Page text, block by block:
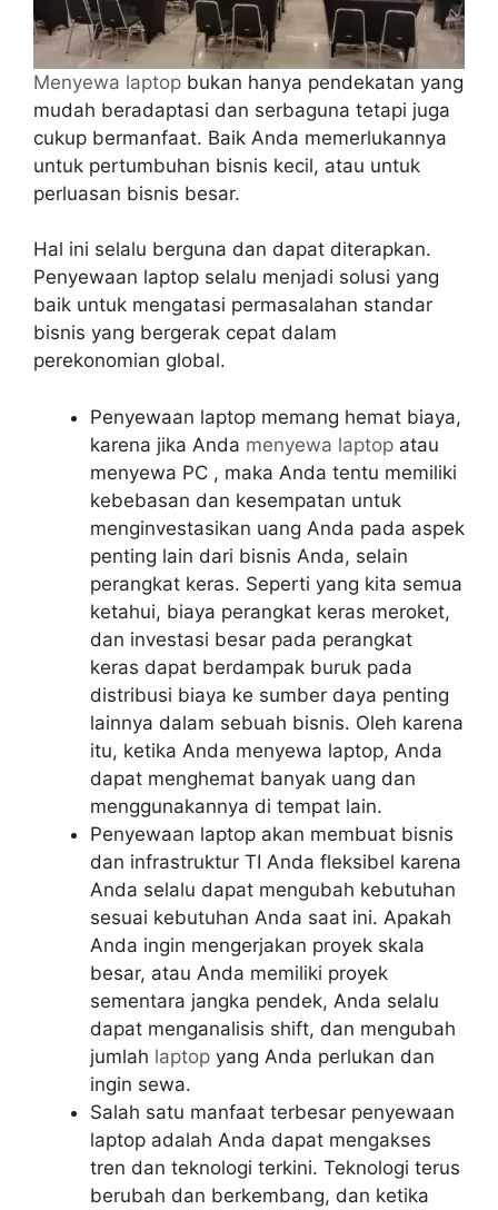
Menyewa laptop bukan hanya pendekatan yang
mudah beradaptasi dan serbaguna tetapi juga
cukup bermanfaat. Baik Anda memerlukannya
untuk pertumbuhan bisnis kecil, atau untuk
perluasan bisnis besar.
Hal ini selalu berguna dan dapat diterapkan.
Penyewaan laptop selalu menjadi solusi yang
baik untuk mengatasi permasalahan standar
bisnis yang bergerak cepat dalam
perekonomian global.
Penyewaan laptop memang hemat biaya,
karena jika Anda menyewa laptop atau
menyewa PC , maka Anda tentu memiliki
kebebasan dan kesempatan untuk
menginvestasikan uang Anda pada aspek
penting lain dari bisnis Anda, selain
perangkat keras. Seperti yang kita semua
ketahui, biaya perangkat keras meroket,
dan investasi besar pada perangkat
keras dapat berdampak buruk pada
distribusi biaya ke sumber daya penting
lainnya dalam sebuah bisnis. Oleh karena
itu, ketika Anda menyewa laptop, Anda
dapat menghemat banyak uang dan
menggunakannya di tempat lain.
Penyewaan laptop akan membuat bisnis
dan infrastruktur TI Anda fleksibel karena
Anda selalu dapat mengubah kebutuhan
sesuai kebutuhan Anda saat ini. Apakah
Anda ingin mengerjakan proyek skala
besar, atau Anda memiliki proyek
sementara jangka pendek, Anda selalu
dapat menganalisis shift, dan mengubah
jumlah laptop yang Anda perlukan dan
ingin sewa.
Salah satu manfaat terbesar penyewaan
laptop adalah Anda dapat mengakses
tren dan teknologi terkini. Teknologi terus
berubah dan berkembang, dan ketika